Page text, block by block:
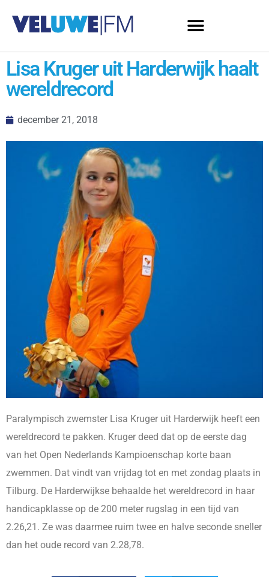
Lisa Kruger uit Harderwijk haalt
wereldrecord
december 21, 2018
Paralympisch zwemster Lisa Kruger uit Harderwijk heeft een
wereldrecord te pakken. Kruger deed dat op de eerste dag
van het Open Nederlands Kampioenschap korte baan
zwemmen. Dat vindt van vrijdag tot en met zondag plaats in
Tilburg. De Harderwijkse behaalde het wereldrecord in haar
handicapklasse op de 200 meter rugslag in een tijd van
2.26,21. Ze was daarmee ruim twee en halve seconde sneller
dan het oude record van 2.28,78.